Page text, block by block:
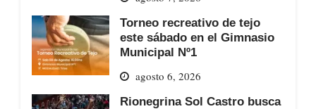
Torneo recreativo de tejo
este sábado en el Gimnasio
Municipal Nº1
agosto 6, 2026
Rionegrina Sol Castro busca